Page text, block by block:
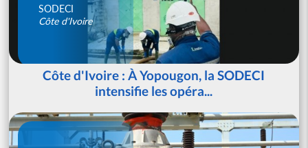
SODECI
Côte d'Ivoire
Côte d'Ivoire : À Yopougon, la SODECI
intensifie les opéra...